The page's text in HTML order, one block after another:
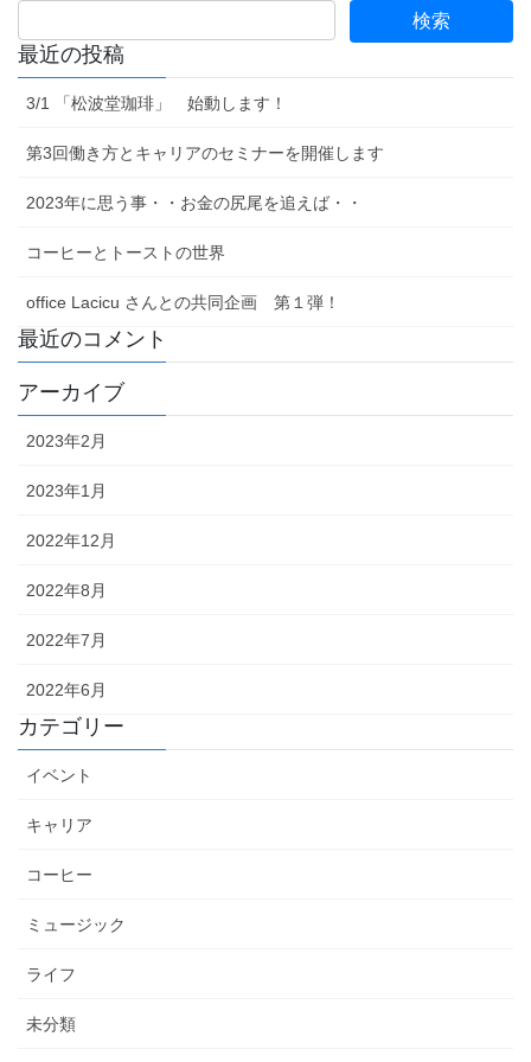
最近の投稿
3/1 「松波堂珈琲」 始動します！
第3回働き方とキャリアのセミナーを開催します
2023年に思う事・・お金の尻尾を追えば・・
コーヒーとトーストの世界
office Lacicu さんとの共同企画 第１弾！
最近のコメント
アーカイブ
2023年2月
2023年1月
2022年12月
2022年8月
2022年7月
2022年6月
カテゴリー
イベント
キャリア
コーヒー
ミュージック
ライフ
未分類